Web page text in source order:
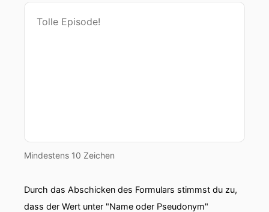
Mindestens 10 Zeichen
Durch das Abschicken des Formulars stimmst du zu,
dass der Wert unter "Name oder Pseudonym"